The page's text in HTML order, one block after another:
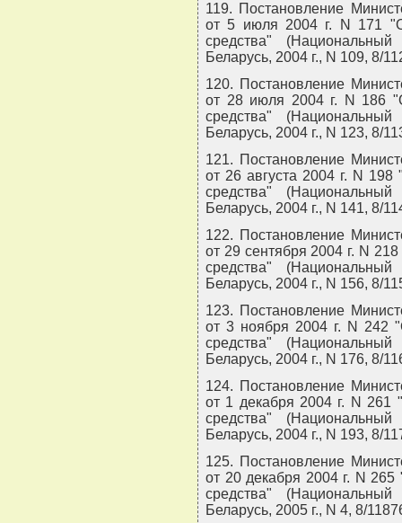
119. Постановление
от 5 июля 2004 г. N 171
средства"
Беларусь, 2004 г., N 109, 8/
120. Постановление
от 28 июля 2004 г. N 186
средства"
Беларусь, 2004 г., N 123, 8/
121. Постановление
от 26 августа 2004 г. N
средства"
Беларусь, 2004 г., N 141, 8/
122. Постановление
от 29 сентября 2004 г. N
средства"
Беларусь, 2004 г., N 156, 8/
123. Постановление
от 3 ноября 2004 г. N 242
средства"
Беларусь, 2004 г., N 176, 8/
124. Постановление
от 1 декабря 2004 г. N 261
средства"
Беларусь, 2004 г., N 193, 8/
125. Постановление
от 20 декабря 2004 г. N
средства"
Беларусь, 2005 г., N 4, 8/